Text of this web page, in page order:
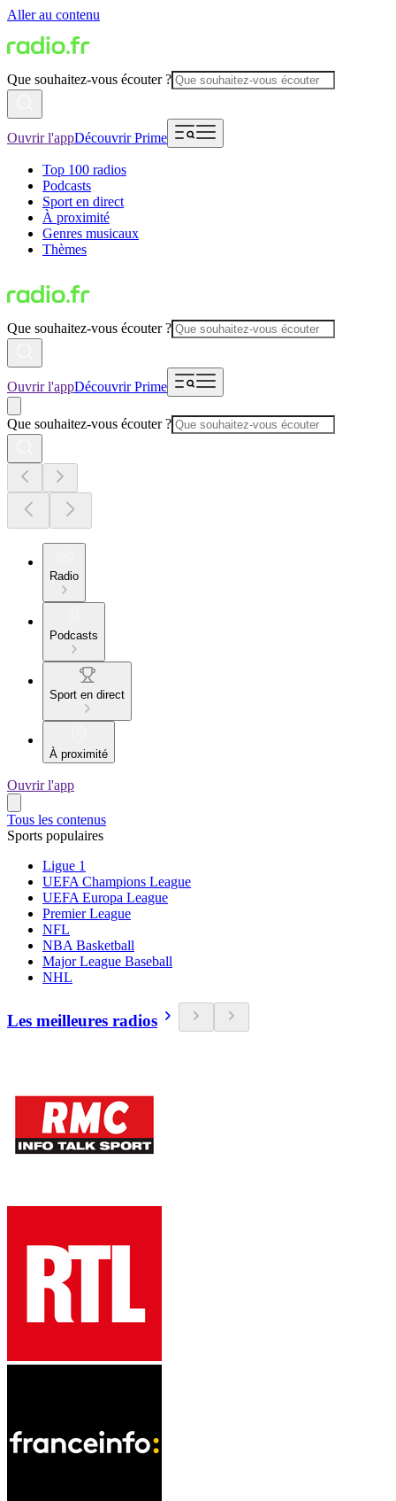
Aller au contenu
Que souhaitez-vous écouter ?
Ouvrir l'appDécouvrir Prime
Top 100 radios
Podcasts
Sport en direct
À proximité
Genres musicaux
Thèmes
Que souhaitez-vous écouter ?
Ouvrir l'appDécouvrir Prime
Que souhaitez-vous écouter ?
Radio
Podcasts
Sport en direct
À proximité
Ouvrir l'app
Tous les contenus
Sports populaires
Ligue 1
UEFA Champions League
UEFA Europa League
Premier League
NFL
NBA Basketball
Major League Baseball
NHL
Les meilleures radios